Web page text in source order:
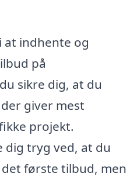
at indhente og
på
sikre dig, at du
giver mest
projekt.
dig tryg ved, at du
første tilbud, men